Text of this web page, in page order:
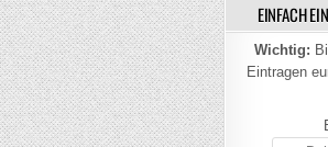
EINFACH
Wichtig:
Eintragen